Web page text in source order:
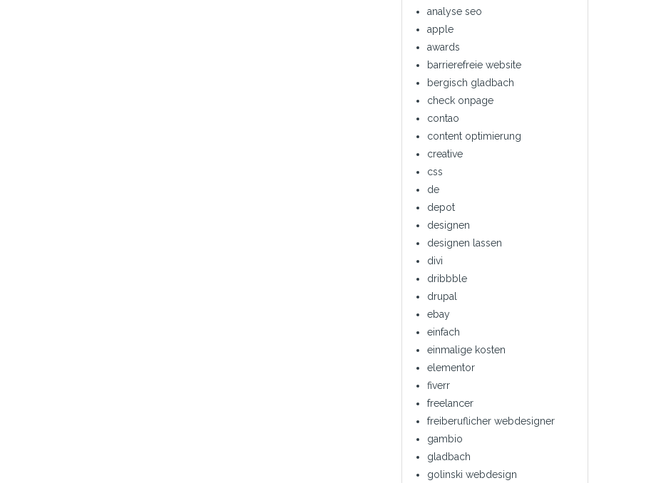
analyse seo
apple
awards
barrierefreie website
bergisch gladbach
check onpage
contao
content optimierung
creative
css
de
depot
designen
designen lassen
divi
dribbble
drupal
ebay
einfach
einmalige kosten
elementor
fiverr
freelancer
freiberuflicher webdesigner
gambio
gladbach
golinski webdesign